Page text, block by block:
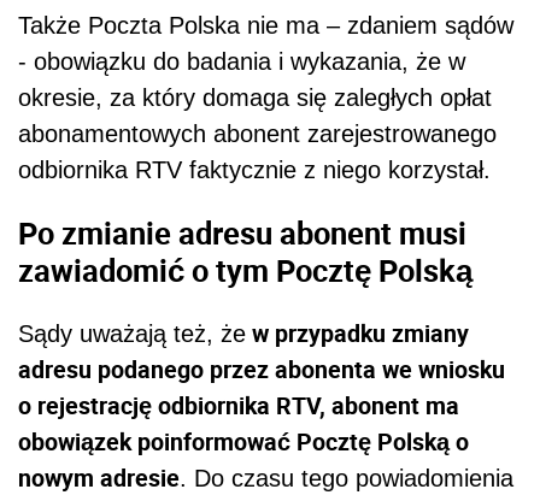
Także Poczta Polska nie ma – zdaniem sądów
- obowiązku do badania i wykazania, że w
okresie, za który domaga się zaległych opłat
abonamentowych abonent zarejestrowanego
odbiornika RTV faktycznie z niego korzystał.
Po zmianie adresu abonent musi
zawiadomić o tym Pocztę Polską
Sądy uważają też, że w przypadku zmiany
adresu podanego przez abonenta we wniosku
o rejestrację odbiornika RTV, abonent ma
obowiązek poinformować Pocztę Polską o
nowym adresie. Do czasu tego powiadomienia